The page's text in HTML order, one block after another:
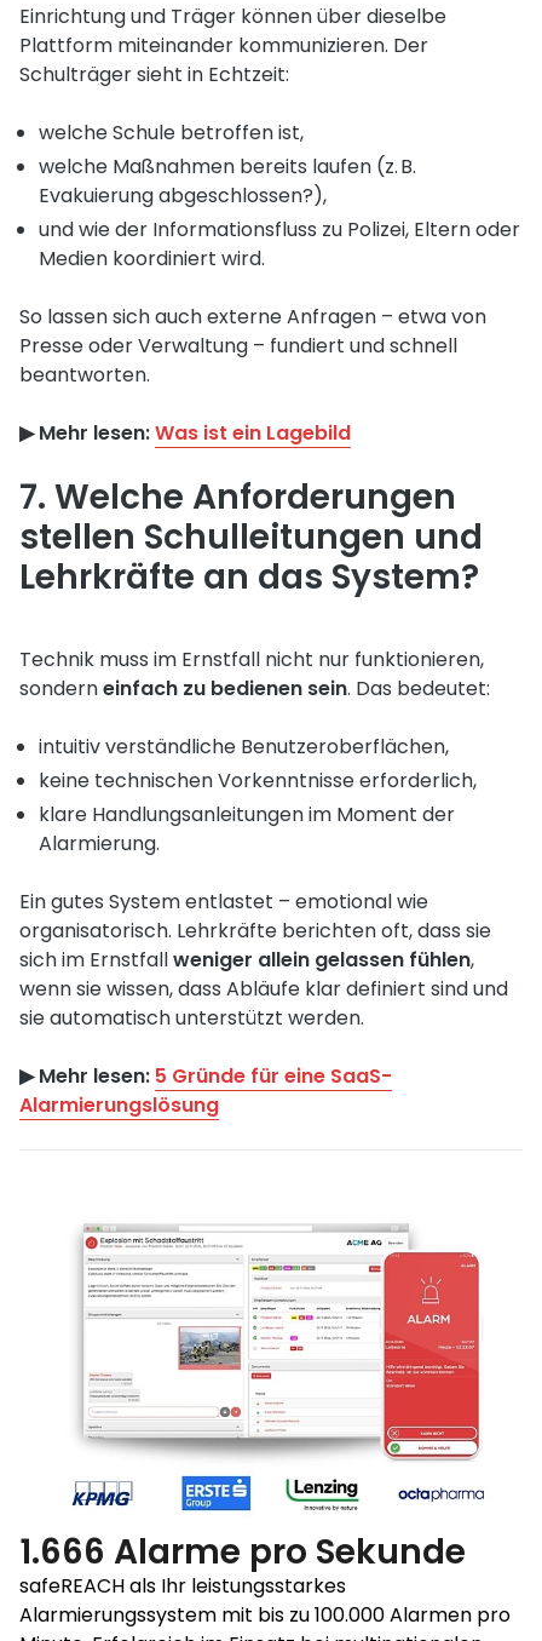
Einrichtung und Träger können über dieselbe
Plattform miteinander kommunizieren. Der
Schulträger sieht in Echtzeit:
welche Schule betroffen ist,
welche Maßnahmen bereits laufen (z. B.
Evakuierung abgeschlossen?),
und wie der Informationsfluss zu Polizei, Eltern oder
Medien koordiniert wird.
So lassen sich auch externe Anfragen – etwa von
Presse oder Verwaltung – fundiert und schnell
beantworten.
▶︎ Mehr lesen:Was ist ein Lagebild
7. Welche Anforderungen
stellen Schulleitungen und
Lehrkräfte an das System?
Technik muss im Ernstfall nicht nur funktionieren,
sonderneinfach zu bedienen sein. Das bedeutet:
intuitiv verständliche Benutzeroberflächen,
keine technischen Vorkenntnisse erforderlich,
klare Handlungsanleitungen im Moment der
Alarmierung.
Ein gutes System entlastet – emotional wie
organisatorisch. Lehrkräfte berichten oft, dass sie
sich im Ernstfallweniger allein gelassen fühlen,
wenn sie wissen, dass Abläufe klar definiert sind und
sie automatisch unterstützt werden.
▶︎ Mehr lesen: 5 Gründe für eine SaaS-
Alarmierungslösung
1.666 Alarme pro Sekunde
safeREACH als Ihr leistungsstarkes
Alarmierungssystem mit bis zu 100.000 Alarmen pro